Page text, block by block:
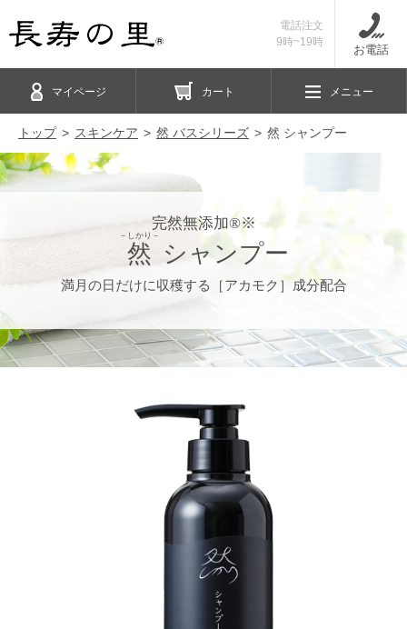
電話注文
9時~19時
お電話
マイページ カート メニュー
トップ スキンケア 然 バスシリーズ 然 シャンプー
完然無添加®※
然
－しかり－
シャンプー
満月の日だけに収穫する［アカモク］成分配合